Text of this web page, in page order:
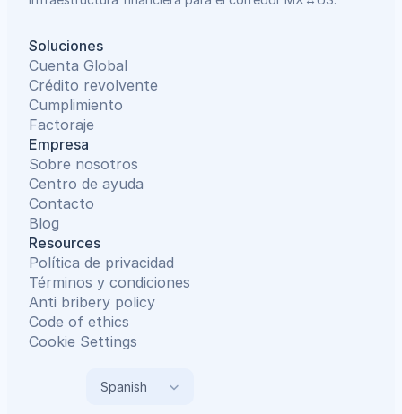
Soluciones
Cuenta Global
Crédito revolvente
Cumplimiento
Factoraje
Empresa
Sobre nosotros
Centro de ayuda
Contacto
Blog
Resources
Política de privacidad
Términos y condiciones
Anti bribery policy
Code of ethics
Cookie Settings
Spanish